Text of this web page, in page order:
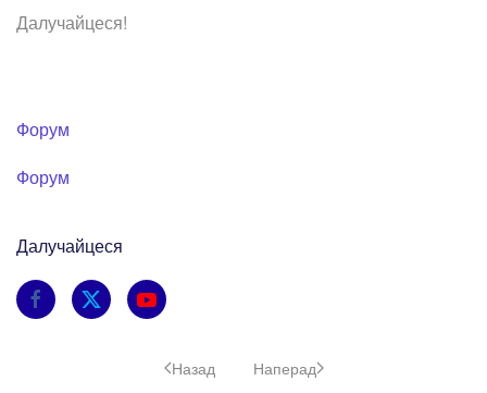
Форум
Форум
Далучайцеся
Далучайцеся!
Назад Наперад